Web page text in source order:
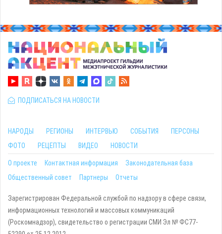
ПОДПИСАТЬСЯ НА НОВОСТИ
НАРОДЫ РЕГИОНЫ ИНТЕРВЬЮ СОБЫТИЯ
ПЕРСОНЫ
ФОТО
РЕЦЕПТЫ ВИДЕО НОВОСТИ
О проекте Контактная информация
Законодательная база
Общественный совет
Партнеры Отчеты
Зарегистрирован Федеральной службой по надзору в сфере связи,
информационных технологий и массовых коммуникаций
(Роскомнадзор), свидетельство о регистрации СМИ Эл № ФС77-